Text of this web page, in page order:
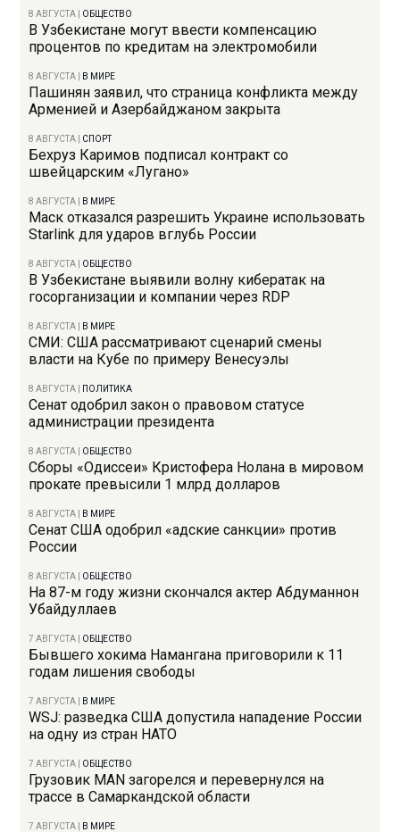
8 АВГУСТА ОБЩЕСТВО
В Узбекистане могут ввести компенсацию
процентов по кредитам на электромобили
8 АВГУСТА В МИРЕ
Пашинян заявил, что страница конфликта между
Арменией и Азербайджаном закрыта
8 АВГУСТА СПОРТ
Бехруз Каримов подписал контракт со
швейцарским «Лугано»
8 АВГУСТА В МИРЕ
Маск отказался разрешить Украине использовать
Starlink для ударов вглубь России
8 АВГУСТА ОБЩЕСТВО
В Узбекистане выявили волну кибератак на
госорганизации и компании через RDP
8 АВГУСТА В МИРЕ
СМИ: США рассматривают сценарий смены
власти на Кубе по примеру Венесуэлы
8 АВГУСТА ПОЛИТИКА
Сенат одобрил закон о правовом статусе
администрации президента
8 АВГУСТА ОБЩЕСТВО
Сборы «Одиссеи» Кристофера Нолана в мировом
прокате превысили 1 млрд долларов
8 АВГУСТА В МИРЕ
Сенат США одобрил «адские санкции» против
России
8 АВГУСТА ОБЩЕСТВО
На 87-м году жизни скончался актер Абдуманнон
Убайдуллаев
7 АВГУСТА ОБЩЕСТВО
Бывшего хокима Намангана приговорили к 11
годам лишения свободы
7 АВГУСТА В МИРЕ
WSJ: разведка США допустила нападение России
на одну из стран НАТО
7 АВГУСТА ОБЩЕСТВО
Грузовик MAN загорелся и перевернулся на
трассе в Самаркандской области
7 АВГУСТА В МИРЕ